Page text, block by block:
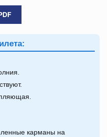
карманы на